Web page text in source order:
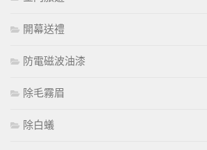
開幕送禮
防電磁波油漆
除毛霧眉
除白蟻